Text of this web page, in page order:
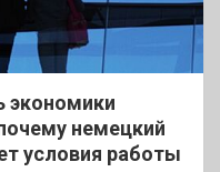
экономики
немецкий
условия работы